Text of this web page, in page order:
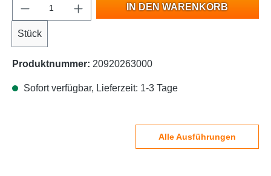
Stück
IN DEN WARENKORB
Produktnummer: 20920263000
Sofort verfügbar, Lieferzeit: 1-3 Tage
Alle Ausführungen